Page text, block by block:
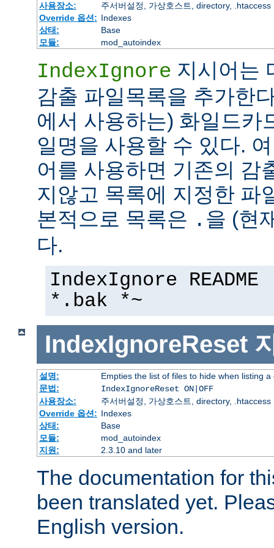
사용장소:
주서버설정, 가상호스트, directory, .htaccess
Override 옵션: Indexes
상태:
Base
모듈:
mod_autoindex
IndexIgnore 지시어는
감출 파일목록을 추가한
에서 사용하는) 화일드카
일명을 사용할 수 있다.
어를 사용하면 기존의 감
지않고 목록에 지정한 파
본적으로 목록은 . 을 (현
다.
IndexIgnore
*.bak *~
IndexIgnoreReset
설명:
Empties the list of files to hide when listing a
문법:
IndexIgnoreReset ON|OFF
사용장소:
주서버설정, 가상호스트, directory, .htaccess
Override 옵션: Indexes
상태:
Base
모듈:
mod_autoindex
지원:
2.3.10 and later
The documentation for
been translated yet.
English version.